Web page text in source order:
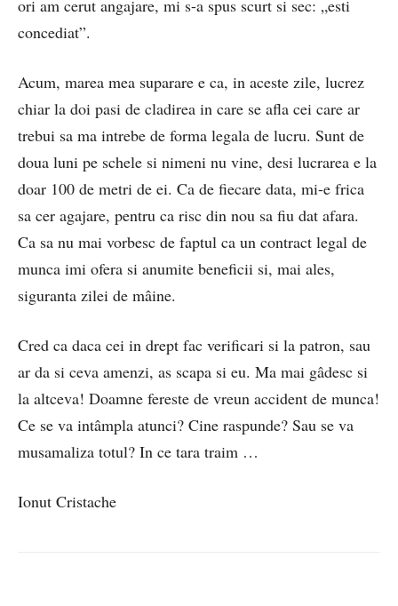
ori am cerut angajare, mi s-a spus scurt si sec: „esti
concediat”.
Acum, marea mea suparare e ca, in aceste zile, lucrez
chiar la doi pasi de cladirea in care se afla cei care ar
trebui sa ma intrebe de forma legala de lucru. Sunt de
doua luni pe schele si nimeni nu vine, desi lucrarea e la
doar 100 de metri de ei. Ca de fiecare data, mi-e frica
sa cer agajare, pentru ca risc din nou sa fiu dat afara.
Ca sa nu mai vorbesc de faptul ca un contract legal de
munca imi ofera si anumite beneficii si, mai ales,
siguranta zilei de mâine.
Cred ca daca cei in drept fac verificari si la patron, sau
ar da si ceva amenzi, as scapa si eu. Ma mai gâdesc si
la altceva! Doamne fereste de vreun accident de munca!
Ce se va intâmpla atunci? Cine raspunde? Sau se va
musamaliza totul? In ce tara traim …
Ionut Cristache